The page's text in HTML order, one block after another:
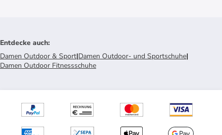
Entdecke auch:
Damen Outdoor & Sport|Damen Outdoor- und Sportschuhe|
Damen Outdoor Fitnessschuhe